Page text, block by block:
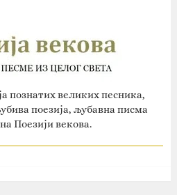
познатих великих песника,
поезија, љубавна писма
Поезији векова.